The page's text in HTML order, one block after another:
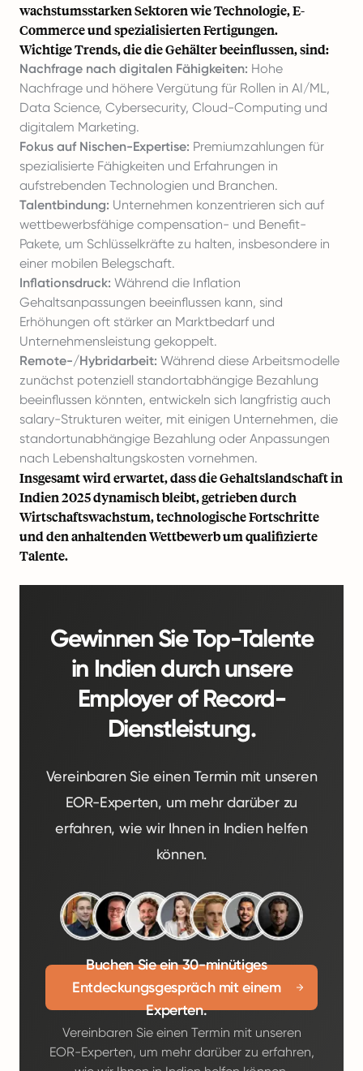
wachstumsstarken Sektoren wie Technologie, E-
Commerce und spezialisierten Fertigungen.
Wichtige Trends, die die Gehälter beeinflussen, sind:
Nachfrage nach digitalen Fähigkeiten: Hohe
Nachfrage und höhere Vergütung für Rollen in AI/ML,
Data Science, Cybersecurity, Cloud-Computing und
digitalem Marketing.
Fokus auf Nischen-Expertise: Premiumzahlungen für
spezialisierte Fähigkeiten und Erfahrungen in
aufstrebenden Technologien und Branchen.
Talentbindung: Unternehmen konzentrieren sich auf
wettbewerbsfähige compensation- und Benefit-
Pakete, um Schlüsselkräfte zu halten, insbesondere in
einer mobilen Belegschaft.
Inflationsdruck: Während die Inflation
Gehaltsanpassungen beeinflussen kann, sind
Erhöhungen oft stärker an Marktbedarf und
Unternehmensleistung gekoppelt.
Remote-/Hybridarbeit: Während diese Arbeitsmodelle
zunächst potenziell standortabhängige Bezahlung
beeinflussen könnten, entwickeln sich langfristig auch
salary-Strukturen weiter, mit einigen Unternehmen, die
standortunabhängige Bezahlung oder Anpassungen
nach Lebenshaltungskosten vornehmen.
Insgesamt wird erwartet, dass die Gehaltslandschaft in
Indien 2025 dynamisch bleibt, getrieben durch
Wirtschaftswachstum, technologische Fortschritte
und den anhaltenden Wettbewerb um qualifizierte
Talente.
Gewinnen Sie Top-Talente
in Indien durch unsere
Employer of Record-
Dienstleistung.
Vereinbaren Sie einen Termin mit unseren
EOR-Experten, um mehr darüber zu
erfahren, wie wir Ihnen in Indien helfen
können.
Buchen Sie ein 30-minütiges
Entdeckungsgespräch mit einem
Experten.
Vereinbaren Sie einen Termin mit unseren
EOR-Experten, um mehr darüber zu erfahren,